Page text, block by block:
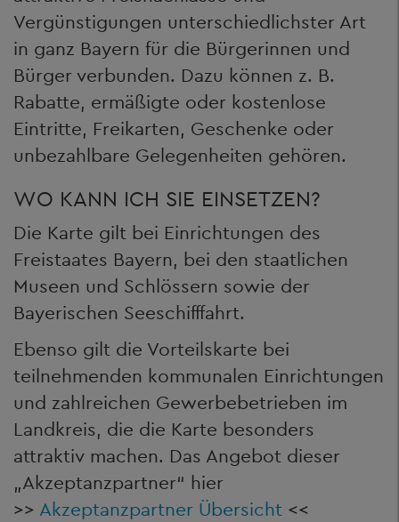
Vergünstigungen unterschiedlichster Art
in ganz Bayern für die Bürgerinnen und
Bürger verbunden. Dazu können z. B.
Rabatte, ermäßigte oder kostenlose
Eintritte, Freikarten, Geschenke oder
unbezahlbare Gelegenheiten gehören.
WO KANN ICH SIE EINSETZEN?
Die Karte gilt bei Einrichtungen des
Freistaates Bayern, bei den staatlichen
Museen und Schlössern sowie der
Bayerischen Seeschifffahrt.
Ebenso gilt die Vorteilskarte bei
teilnehmenden kommunalen Einrichtungen
und zahlreichen Gewerbebetrieben im
Landkreis, die die Karte besonders
attraktiv machen. Das Angebot dieser
„Akzeptanzpartner“ hier
>> Akzeptanzpartner Übersicht <<